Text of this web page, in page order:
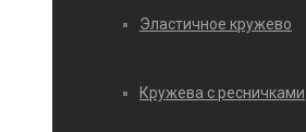
Эластичное кружево
Кружева с ресничками